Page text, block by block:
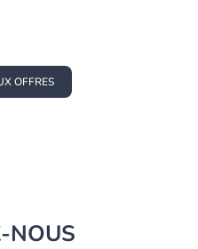
OFFRES
NOUS